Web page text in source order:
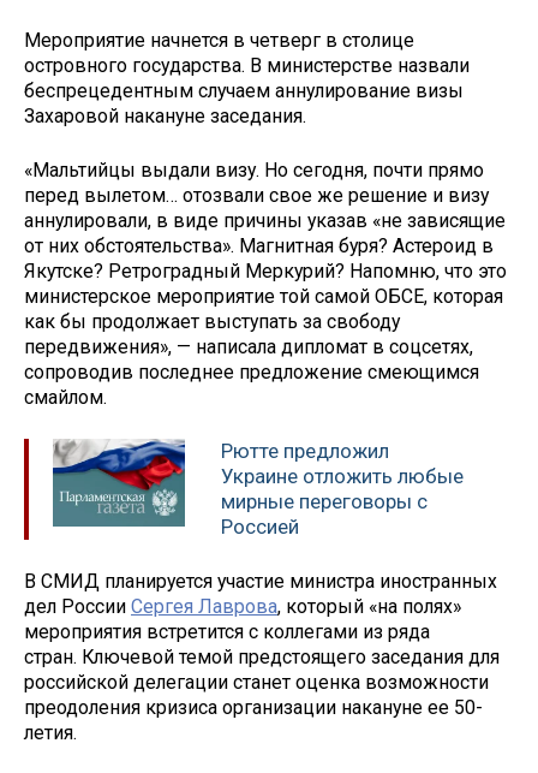
Мероприятие начнется в четверг в столице
островного государства. В министерстве назвали
беспрецедентным случаем аннулирование визы
Захаровой накануне заседания.
«Мальтийцы выдали визу. Но сегодня, почти прямо
перед вылетом… отозвали свое же решение и визу
аннулировали, в виде причины указав «не зависящие
от них обстоятельства». Магнитная буря? Астероид в
Якутске? Ретроградный Меркурий? Напомню, что это
министерское мероприятие той самой ОБСЕ, которая
как бы продолжает выступать за свободу
передвижения», — написала дипломат в соцсетях,
сопроводив последнее предложение смеющимся
смайлом.
Рютте предложил
Украине отложить любые
мирные переговоры с
Россией
В СМИД планируется участие министра иностранных
дел России Сергея Лаврова, который «на полях»
мероприятия встретится с коллегами из ряда
стран. Ключевой темой предстоящего заседания для
российской делегации станет оценка возможности
преодоления кризиса организации накануне ее 50-
летия.